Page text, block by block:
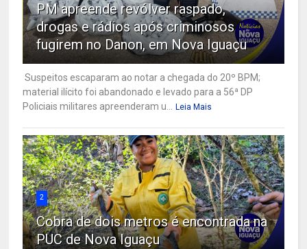
PM apreende revólver raspado,
drogas e rádios após criminosos
fugirem no Danon, em Nova Iguaçu
Suspeitos escaparam ao notar a chegada do 20º BPM;
material ilícito foi abandonado e levado para a 56ª DP
Policiais militares apreenderam u... Leia Mais
2
Cobra de dois metros é encontrada na
PUC de Nova Iguaçu